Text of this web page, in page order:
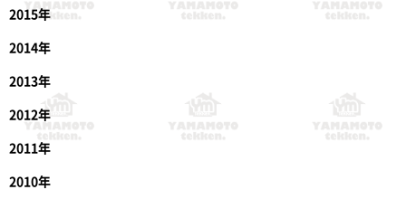
2015年
2014年
2013年
2012年
2011年
2010年